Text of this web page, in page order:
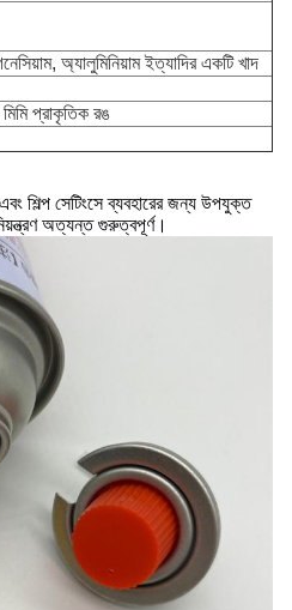
অ্যালুমিনিয়াম ইত্যাদির একটি খাদ
প্রাকৃতিক রঙ
শিল্প সেটিংসে ব্যবহারের জন্য উপযুক্ত
নিয়ন্ত্রণ অত্যন্ত গুরুত্বপূর্ণ।